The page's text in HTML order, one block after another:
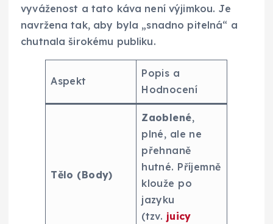
vyváženost a tato káva není výjimkou. Je
navržena tak, aby byla „snadno pitelná“ a
chutnala širokému publiku.
Aspekt
Popis a
Hodnocení
Tělo (Body)
Zaoblené,
plné, ale ne
přehnaně
hutné. Příjemně
klouže po
jazyku
(tzv. juicy